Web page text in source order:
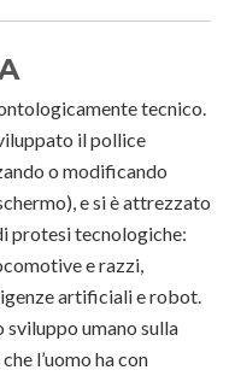
tecnico.
il pollice
o modificando
e si è attrezzato
protesi tecnologiche:
e razzi,
artificiali e robot.
sviluppo umano sulla
l’uomo ha con